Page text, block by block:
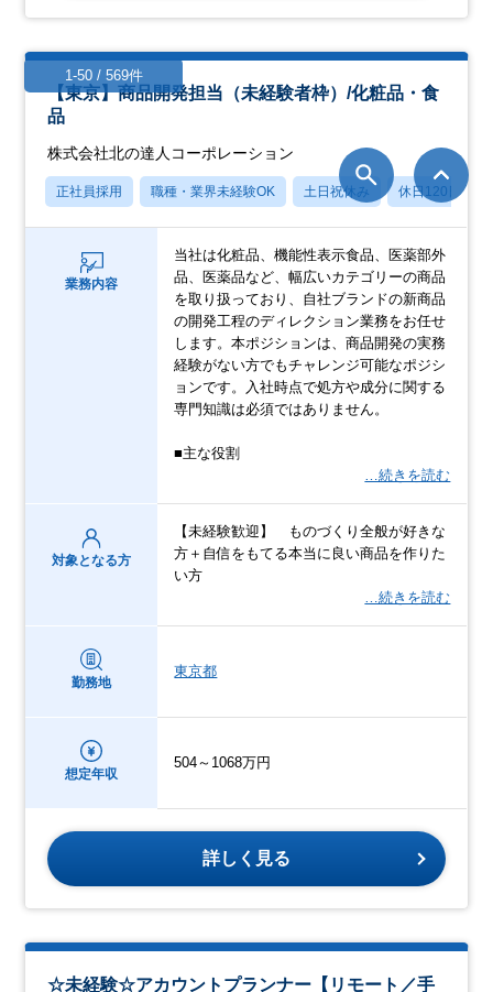
【東京】商品開発担当（未経験者枠）/化粧品・食
品
株式会社北の達人コーポレーション
正社員採用 職種・業界未経験OK 土日祝休み 休日120日以上
業務内容
当社は化粧品、機能性表示食品、医薬部外
品、医薬品など、幅広いカテゴリーの商品
を取り扱っており、自社ブランドの新商品
の開発工程のディレクション業務をお任せ
します。本ポジションは、商品開発の実務
経験がない方でもチャレンジ可能なポジシ
ョンです。入社時点で処方や成分に関する
専門知識は必須ではありません。
■主な役割
…続きを読む
対象となる方
【未経験歓迎】 ものづくり全般が好きな
方＋自信をもてる本当に良い商品を作りた
い方
…続きを読む
勤務地
東京都
想定年収
504～1068万円
詳しく見る
☆未経験☆アカウントプランナー【リモート／手
1-50 / 569件